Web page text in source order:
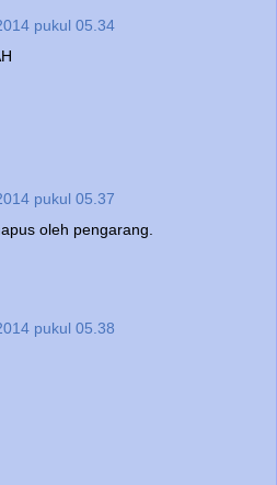
pukul 05.34
pukul 05.37
oleh pengarang.
pukul 05.38